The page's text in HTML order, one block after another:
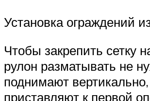
Установка ограждений
Чтобы закрепить сетку
рулон разматывать не
поднимают вертикально,
приставляют к первой